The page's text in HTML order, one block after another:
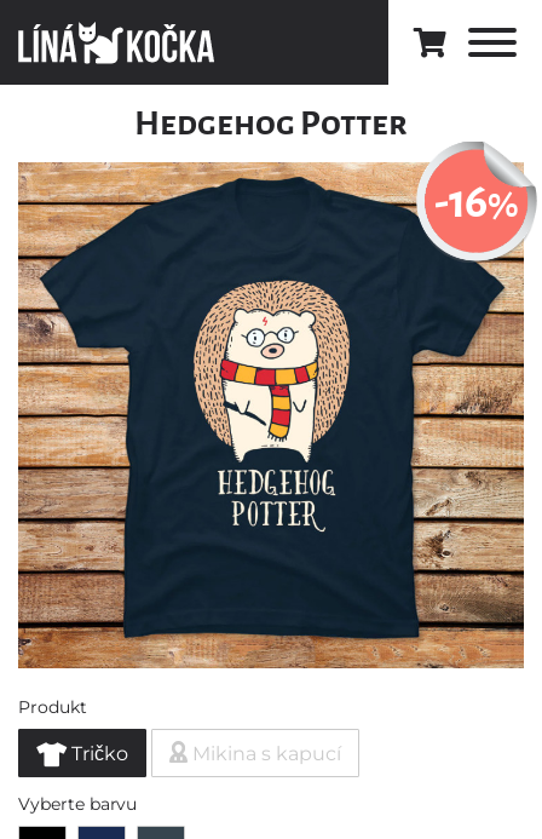
Hedgehog Potter
-16%
Produkt
Tričko Mikina s kapucí
Vyberte barvu